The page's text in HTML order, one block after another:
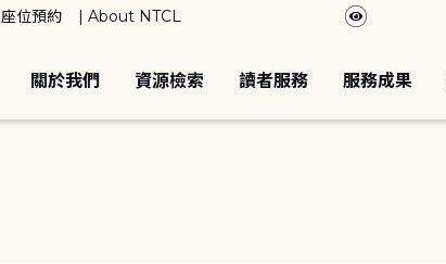
座位預約 About NTCL
關於我們 資源檢索 讀者服務 服務成果